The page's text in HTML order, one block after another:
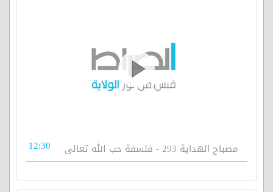
مصباح الهداية 293 - فلسفة حب الله تعالى 12:30